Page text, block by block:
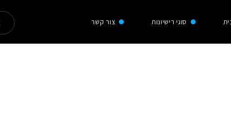
סוגי רישיונות צור קשר